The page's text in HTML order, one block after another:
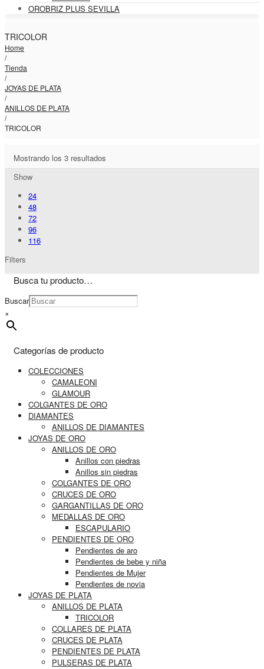
OROBRIZ PLUS SEVILLA
TRICOLOR
Home
/
Tienda
/
JOYAS DE PLATA
/
ANILLOS DE PLATA
/
TRICOLOR
Mostrando los 3 resultados
Show
24
48
72
96
116
Filters
Busca tu producto…
Buscar
×
Categorías de producto
COLECCIONES
CAMALEONI
GLAMOUR
COLGANTES DE ORO
DIAMANTES
ANILLOS DE DIAMANTES
JOYAS DE ORO
ANILLOS DE ORO
Anillos con piedras
Anillos sin piedras
COLGANTES DE ORO
CRUCES DE ORO
GARGANTILLAS DE ORO
MEDALLAS DE ORO
ESCAPULARIO
PENDIENTES DE ORO
Pendientes de aro
Pendientes de bebe y niña
Pendientes de Mujer
Pendientes de novia
JOYAS DE PLATA
ANILLOS DE PLATA
TRICOLOR
COLLARES DE PLATA
CRUCES DE PLATA
PENDIENTES DE PLATA
PULSERAS DE PLATA